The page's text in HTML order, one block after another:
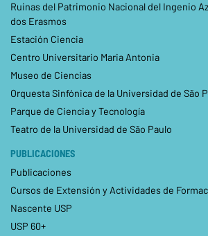
Ruinas del Patrimonio Nacional del Ingenio
dos Erasmos
Estación Ciencia
Centro Universitario Maria Antonia
Museo de Ciencias
Orquesta Sinfónica de la Universidad de São
Parque de Ciencia y Tecnología
Teatro de la Universidad de São Paulo
PUBLICACIONES
Publicaciones
Cursos de Extensión y Actividades de
Nascente USP
USP 60+